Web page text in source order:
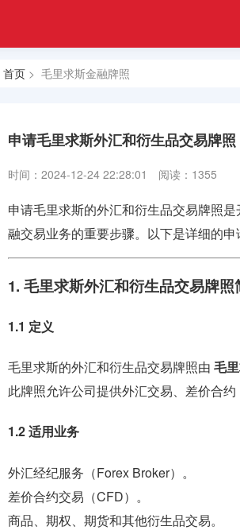
金融
牌照牌照
牌照
合规牌照
银行牌照
资产管理
牌照
支付兑换
介绍
首页 > 毛里求斯金融牌照
申请毛里求斯外汇和衍生品交易牌照
时间：2024-12-24 22:28:01 阅读：1355
申请毛里求斯的外汇和衍生品交易牌照
融交易业务的重要步骤。以下是详细的
1. 毛里求斯外汇和衍生品交易牌照
1.1 定义
毛里求斯的外汇和衍生品交易牌照由 毛
此牌照允许公司提供外汇交易、差价合
1.2 适用业务
外汇经纪服务（Forex Broker）。
差价合约交易（CFD）。
商品、期权、期货和其他衍生品交易。